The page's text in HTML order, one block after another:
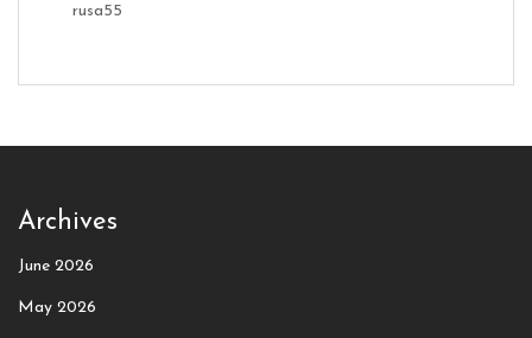
rusa55
Archives
June 2026
May 2026